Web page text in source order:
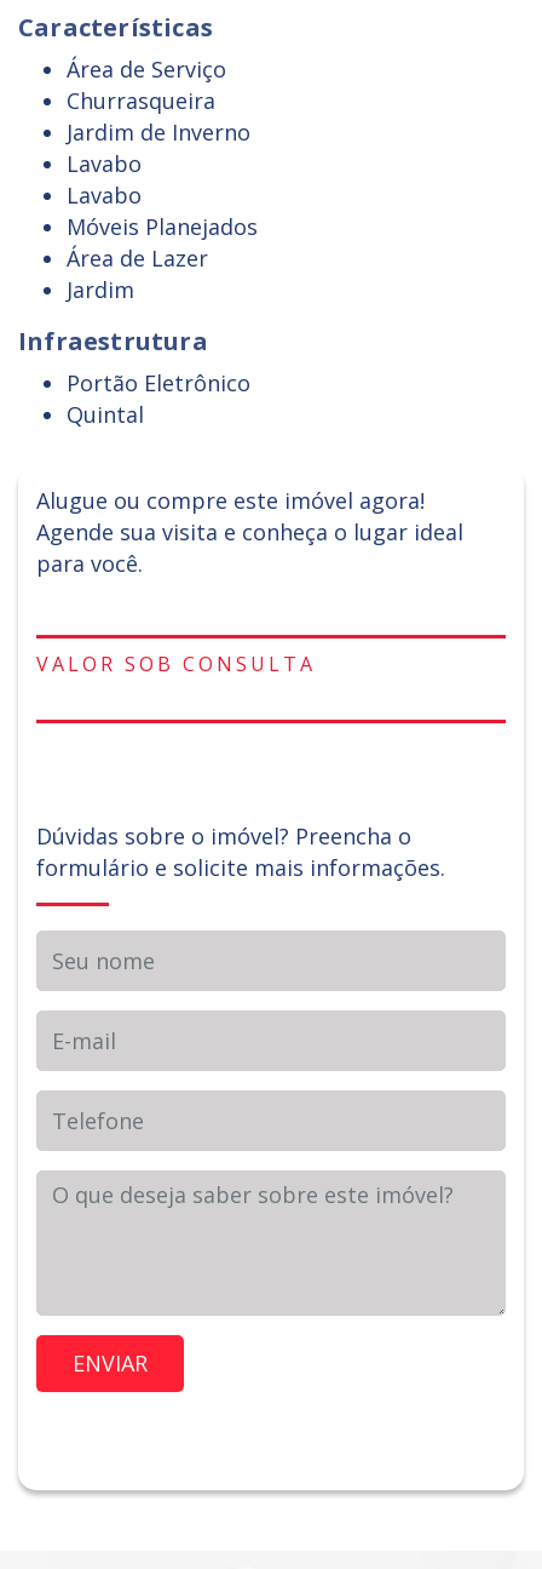
Características
Área de Serviço
Churrasqueira
Jardim de Inverno
Lavabo
Lavabo
Móveis Planejados
Área de Lazer
Jardim
Infraestrutura
Portão Eletrônico
Quintal
Alugue ou compre este imóvel agora!
Agende sua visita e conheça o lugar ideal
para você.
VALOR SOB CONSULTA
Dúvidas sobre o imóvel? Preencha o
formulário e solicite mais informações.
Telefone
Sua Mensagem